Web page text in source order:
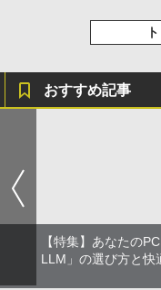
おすすめ記事
【特集】あなたの
LLM」の選び方と快